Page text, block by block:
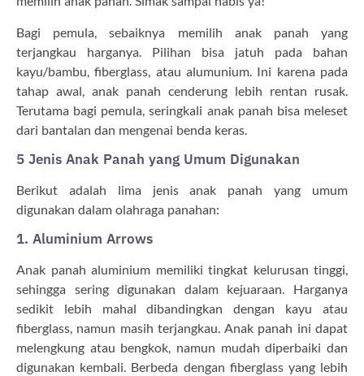
Bagi pemula, sebaiknya memilih anak panah yang
terjangkau harganya. Pilihan bisa jatuh pada bahan
kayu/bambu, fiberglass, atau alumunium. Ini karena pada
tahap awal, anak panah cenderung lebih rentan rusak.
Terutama bagi pemula, seringkali anak panah bisa meleset
dari bantalan dan mengenai benda keras.
5 Jenis Anak Panah yang Umum Digunakan
Berikut adalah lima jenis anak panah yang umum
digunakan dalam olahraga panahan:
1. Aluminium Arrows
Anak panah aluminium memiliki tingkat kelurusan tinggi,
sehingga sering digunakan dalam kejuaraan. Harganya
sedikit lebih mahal dibandingkan dengan kayu atau
fiberglass, namun masih terjangkau. Anak panah ini dapat
melengkung atau bengkok, namun mudah diperbaiki dan
digunakan kembali. Berbeda dengan fiberglass yang lebih